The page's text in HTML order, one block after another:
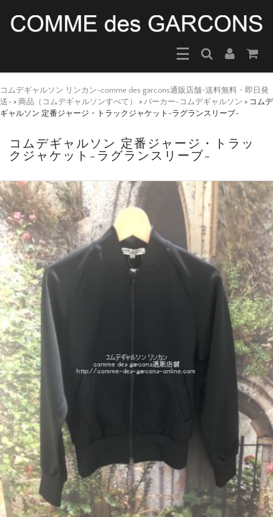
コムデギャルソン リンカン-comme des garcons通販店舗-送料無料・即日発
送- > 商品（コムデギャルソンすべて） > パーカー-コムデギャルソン > コムデ
ギャルソン 定番ジャージ・トラックジャケット-ラグランスリーブ-
コムデギャルソン 定番ジャージ・トラッ
クジャケット-ラグランスリーブ-